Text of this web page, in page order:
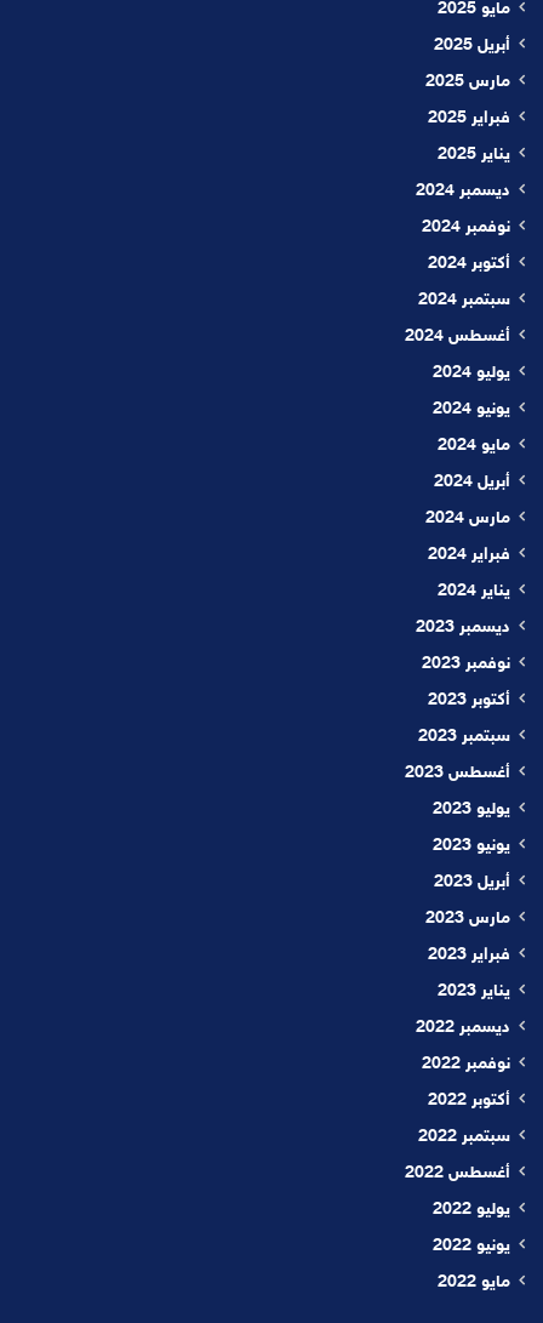
مايو 2025
أبريل 2025
مارس 2025
فبراير 2025
يناير 2025
ديسمبر 2024
نوفمبر 2024
أكتوبر 2024
سبتمبر 2024
أغسطس 2024
يوليو 2024
يونيو 2024
مايو 2024
أبريل 2024
مارس 2024
فبراير 2024
يناير 2024
ديسمبر 2023
نوفمبر 2023
أكتوبر 2023
سبتمبر 2023
أغسطس 2023
يوليو 2023
يونيو 2023
أبريل 2023
مارس 2023
فبراير 2023
يناير 2023
ديسمبر 2022
نوفمبر 2022
أكتوبر 2022
سبتمبر 2022
أغسطس 2022
يوليو 2022
يونيو 2022
مايو 2022